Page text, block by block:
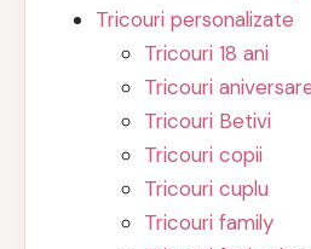
Tricouri personalizate
Tricouri 18 ani
Tricouri
Tricouri Betivi
Tricouri copii
Tricouri cuplu
Tricouri family